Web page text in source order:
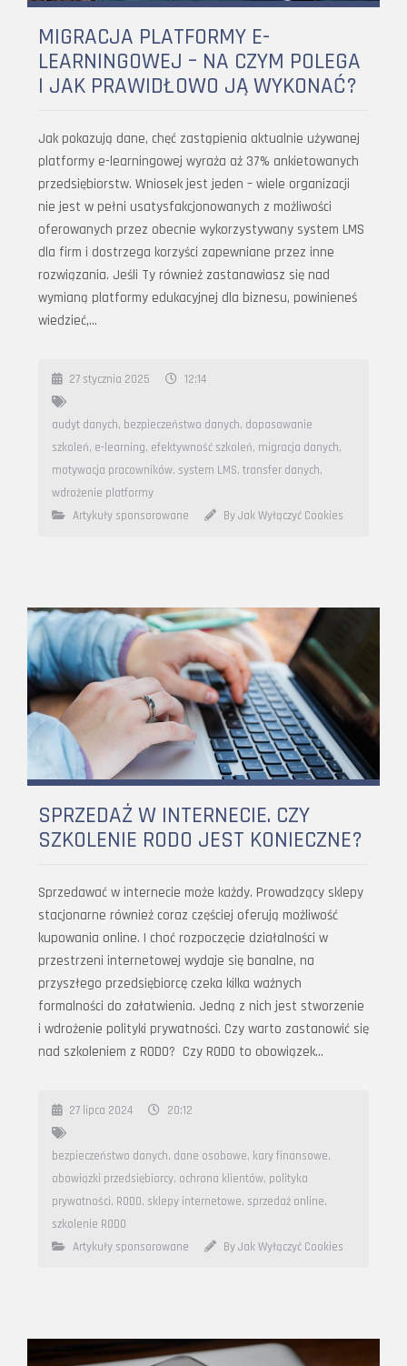
MIGRACJA PLATFORMY E-
LEARNINGOWEJ – NA CZYM POLEGA
I JAK PRAWIDŁOWO JĄ WYKONAĆ?
Jak pokazują dane, chęć zastąpienia aktualnie używanej
platformy e-learningowej wyraża aż 37% ankietowanych
przedsiębiorstw. Wniosek jest jeden – wiele organizacji
nie jest w pełni usatysfakcjonowanych z możliwości
oferowanych przez obecnie wykorzystywany system LMS
dla firm i dostrzega korzyści zapewniane przez inne
rozwiązania. Jeśli Ty również zastanawiasz się nad
wymianą platformy edukacyjnej dla biznesu, powinieneś
wiedzieć,…
27 stycznia 2025 12:14
audyt danych, bezpieczeństwo danych, dopasowanie
szkoleń, e-learning, efektywność szkoleń, migracja danych,
motywacja pracowników, system LMS, transfer danych,
wdrożenie platformy
Artykuły sponsorowane
By Jak Wyłączyć Cookies
SPRZEDAŻ W INTERNECIE. CZY
SZKOLENIE RODO JEST KONIECZNE?
Sprzedawać w internecie może każdy. Prowadzący sklepy
stacjonarne również coraz częściej oferują możliwość
kupowania online. I choć rozpoczęcie działalności w
przestrzeni internetowej wydaje się banalne, na
przyszłego przedsiębiorcę czeka kilka ważnych
formalności do załatwienia. Jedną z nich jest stworzenie
i wdrożenie polityki prywatności. Czy warto zastanowić się
nad szkoleniem z RODO? Czy RODO to obowiązek…
27 lipca 2024 20:12
bezpieczeństwo danych, dane osobowe, kary finansowe,
obowiązki przedsiębiorcy, ochrona klientów, polityka
prywatności, RODO, sklepy internetowe, sprzedaż online,
szkolenie RODO
Artykuły sponsorowane
By Jak Wyłączyć Cookies